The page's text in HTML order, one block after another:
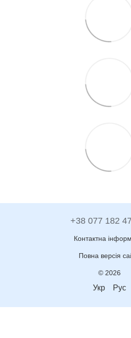
+38 077 182
Контактна
Повна версія
© 2026
Укр Рус